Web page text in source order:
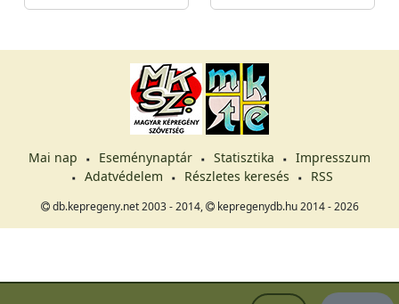
Mai nap Eseménynaptár Statisztika
Impresszum
Adatvédelem
Részletes keresés RSS
db.kepregeny.net 2003 - 2014, kepregenydb.hu 2014 - 2026